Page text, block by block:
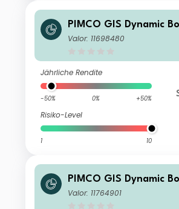
PIMCO GIS Dynamic
inistrative SEK
Valor: 11698480
Jährliche Rendite
-50% 0% +50%
Risiko-Level
1 10
PIMCO GIS Dynamic
stor Accumulation
Valor: 11764901